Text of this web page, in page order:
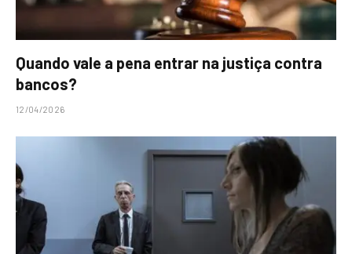
Quando vale a pena entrar na justiça contra
bancos?
12/04/2026